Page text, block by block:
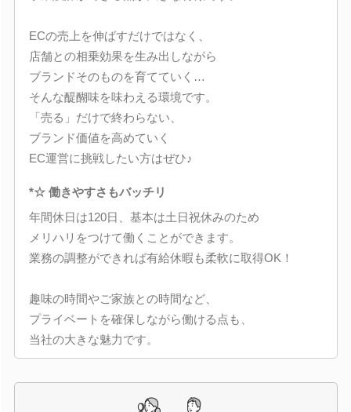
ECの売上を伸ばすだけではなく、
店舗との相乗効果を生み出しながら
ブランドそのものを育てていく…
そんな醍醐味を味わえる環境です。
「売る」だけで終わらない、
ブランド価値を高めていく
EC運営に挑戦したい方はぜひ♪
*☆ 働きやすさもバッチリ
年間休日は120日、基本は土日祝休みのため
メリハリをつけて働くことができます。
業務の調整ができれば有給休暇も柔軟に取得OK！
趣味の時間やご家族との時間など、
プライベートを確保しながら働ける点も、
当社の大きな魅力です。